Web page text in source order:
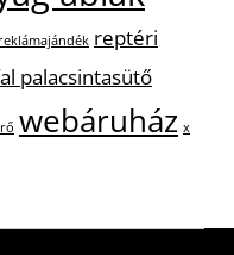
reklámajándék reptéri
palacsintasütő
webáruház x